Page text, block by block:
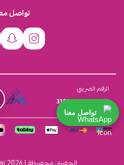
تواصل
الرقم الضريبي
310555259800003
تواصل معنا